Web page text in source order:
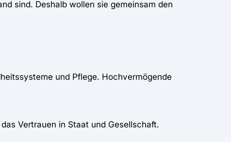
sind. Deshalb wollen sie gemeinsam den
und Pflege. Hochvermögende
Vertrauen in Staat und Gesellschaft.